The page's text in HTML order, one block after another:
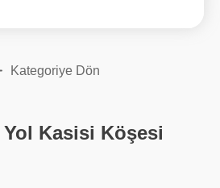
Kategoriye Dön
Kasisi Köşesi